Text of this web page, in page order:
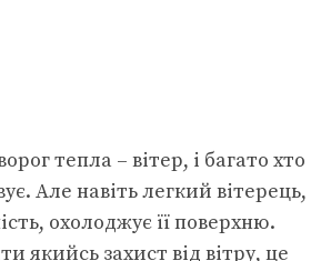
тепла – вітер, і багато хто
Але навіть легкий вітерець,
охолоджує її поверхню.
якийсь захист від вітру, це